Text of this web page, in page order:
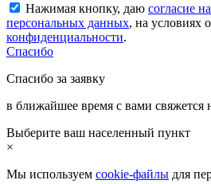
Нажимая кнопку, даю согласие
персональных данных, на условиях
конфиденциальности.
Спасибо
Спасибо за заявку
в ближайшее время с вами свяжется
Выберите ваш населенный пункт
×
Мы используем cookie-файлы для